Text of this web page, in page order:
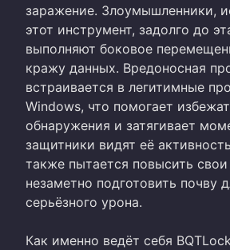
заражение. Злоумышленники,
этот инструмент, задолго до
выполняют боковое
кражу данных. Вредоносная
встраивается в легитимные
Windows, что помогает
обнаружения и затягивает
защитники видят её
также пытается повысить
незаметно подготовить почву
серьёзного урона.
Как именно ведёт себя